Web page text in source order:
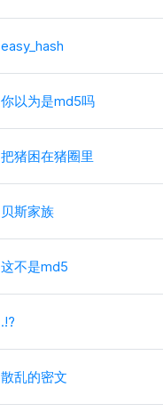
easy_hash
你以为是md5吗
把猪困在猪圈里
贝斯家族
这不是md5
.!?
散乱的密文